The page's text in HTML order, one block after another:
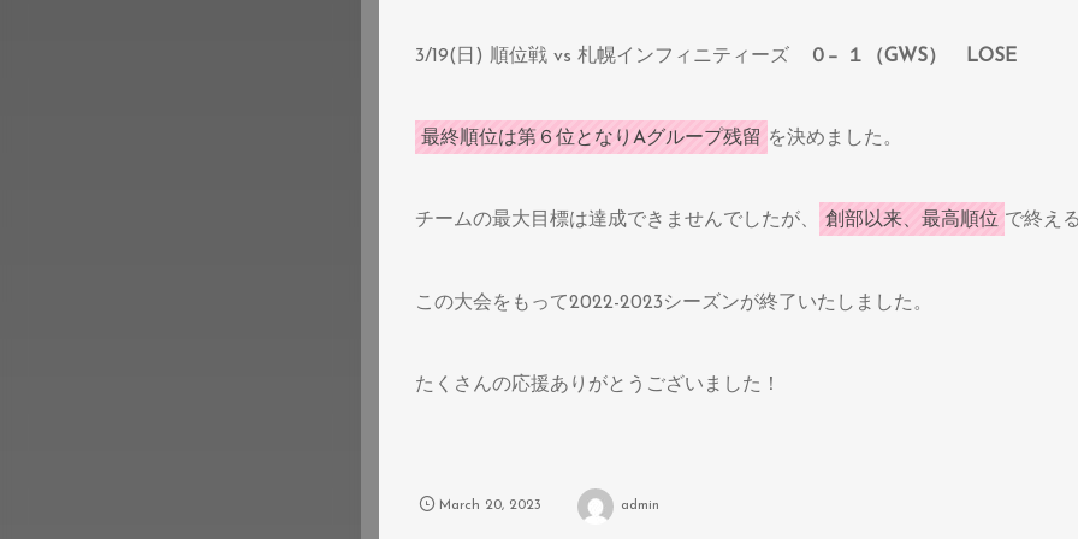
3/19(日) 順位戦 vs 札幌インフィニティーズ ０− １（GWS） LOSE
最終順位は第６位となりAグループ残留 を決めました。
チームの最大目標は達成できませんでしたが、 創部以来、最高順位 で終え
この大会をもって2022-2023シーズンが終了いたしました。
たくさんの応援ありがとうございました！
March 20, 2023 admin